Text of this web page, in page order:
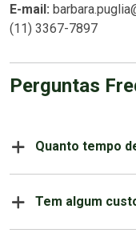
E-mail:
(11) 3367-7897
Perguntas
Quanto tempo
Tem algum